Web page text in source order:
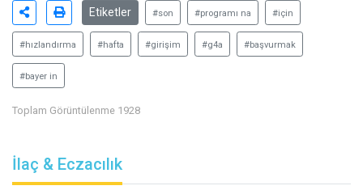
Etiketler #son #programı na #için
#hızlandırma #hafta #girişim #g4a #başvurmak
#bayer in
Toplam Görüntülenme 1928
İlaç & Eczacılık